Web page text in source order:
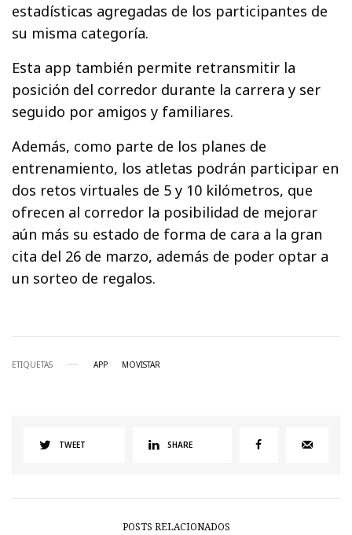
estadísticas agregadas de los participantes de
su misma categoría.
Esta app también permite retransmitir la
posición del corredor durante la carrera y ser
seguido por amigos y familiares.
Además, como parte de los planes de
entrenamiento, los atletas podrán participar en
dos retos virtuales de 5 y 10 kilómetros, que
ofrecen al corredor la posibilidad de mejorar
aún más su estado de forma de cara a la gran
cita del 26 de marzo, además de poder optar a
un sorteo de regalos.
ETIQUETAS APP MOVISTAR
TWEET SHARE
POSTS RELACIONADOS